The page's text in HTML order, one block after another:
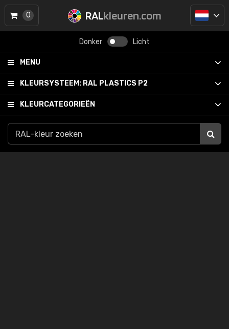
RALkleuren.com
Donker Licht
MENU
KLEURSYSTEEM: RAL PLASTICS P2
KLEURCATEGORIEËN
0